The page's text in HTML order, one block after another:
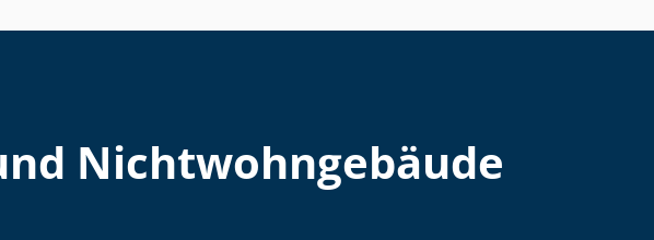
Nicht­wohn­ge­bäu­de